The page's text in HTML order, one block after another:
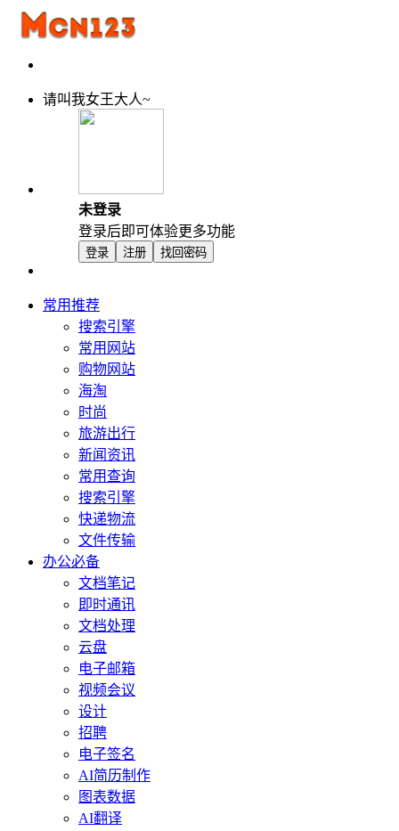
请叫我女王大人~
未登录
登录后即可体验更多功能
登录 注册 找回密码
常用推荐
搜索引擎
常用网站
购物网站
海淘
时尚
旅游出行
新闻资讯
常用查询
搜索引擎
快递物流
文件传输
办公必备
文档笔记
即时通讯
文档处理
云盘
电子邮箱
视频会议
设计
招聘
电子签名
AI简历制作
图表数据
AI翻译